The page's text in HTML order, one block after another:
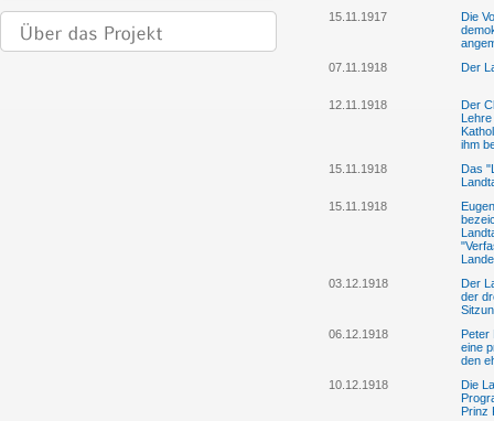
15.11.1917
Die
07.11.1918
Der
12.11.1918
Der
ihm
15.11.1918
Das
15.11.1918
03.12.1918
Der
der
06.12.1918
Peter
eine
den
10.12.1918
Die
Prinz